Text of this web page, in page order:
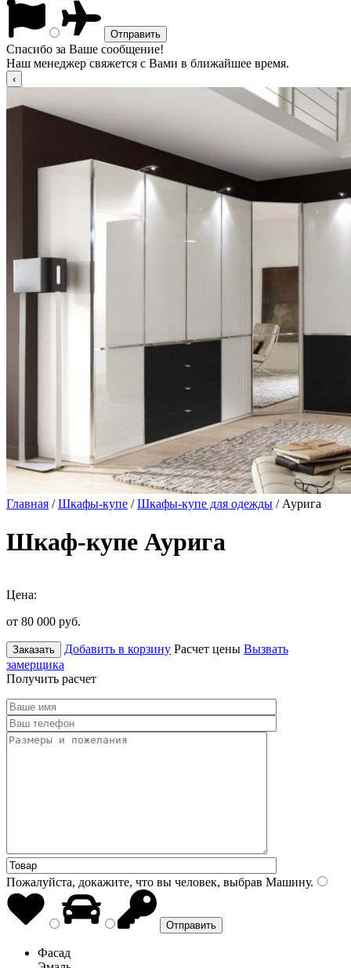
Спасибо за Ваше сообщение!
Наш менеджер свяжется с Вами в ближайшее время.
Главная /Шкафы-купе /Шкафы-купе для одежды / Аурига
Шкаф-купе Аурига
Цена:
от 80 000 руб.
Заказать Добавить в корзину Расчет цены Вызвать
замерщика
Получить расчет
Пожалуйста, докажите, что вы человек, выбрав Машину.
Фасад